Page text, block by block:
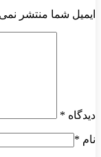
ایمیل شما منتشر
دیدگاه *
نام *